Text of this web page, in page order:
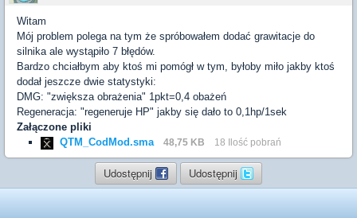
Witam
Mój problem polega na tym że spróbowałem dodać grawitacje do
silnika ale wystąpiło 7 błędów.
Bardzo chciałbym aby ktoś mi pomógł w tym, byłoby miło jakby ktoś
dodał jeszcze dwie statystyki:
DMG: "zwiększa obrażenia" 1pkt=0,4 obażeń
Regeneracja: "regeneruje HP" jakby się dało to 0,1hp/1sek
Załączone pliki
QTM_CodMod.sma
48,75 KB 18 Ilość pobrań
Udostępnij Udostępnij